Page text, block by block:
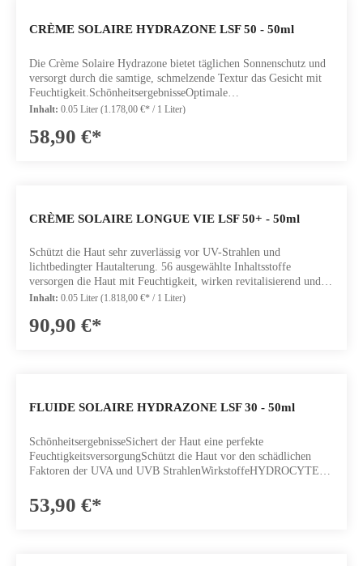
CRÈME SOLAIRE HYDRAZONE LSF 50 - 50ml
Die Crème Solaire Hydrazone bietet täglichen Sonnenschutz und
versorgt durch die samtige, schmelzende Textur das Gesicht mit
Feuchtigkeit.SchönheitsergebnisseOptimale
FeuchtigkeitsversorgungDie Haut ist perfekt vor den schädlichen
geschütztWirkstoffeHYDROCYTE KOMPLEX
LIPOSOME: optimale HydratationAGEPROTECT: schützt die
Inhalt: 0.05 Liter (1.178,00 €* / 1 Liter)
58,90 €*
CRÈME SOLAIRE LONGUE VIE LSF 50+ - 50ml
Schützt die Haut sehr zuverlässig vor UV-Strahlen und
lichtbedingter Hautalterung. 56 ausgewählte Inhaltsstoffe
versorgen die Haut mit Feuchtigkeit, wirken revitalisierend und
mildern Fältchen.SchönheitsergebnisseSichtbar geglättete
UVB StrahlenWirkstoffe56 ZELLULÄRE WIRKSTOFFE: hilft
Inhalt: 0.05 Liter (1.818,00 €* / 1 Liter)
90,90 €*
FLUIDE SOLAIRE HYDRAZONE LSF 30 - 50ml
SchönheitsergebnisseSichert der Haut eine perfekte
FeuchtigkeitsversorgungSchützt die Haut vor den schädlichen
Faktoren der UVA und UVB StrahlenWirkstoffeHYDROCYTE
HydratationAGEPROTECT: schützt die Haut vor Anzeichen der
HautalterungPHOTOCALM: schützt und beruhigtInhalt: 50ml
53,90 €*